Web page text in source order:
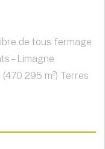
de tous fermage
– Limagne
295 m²) Terres